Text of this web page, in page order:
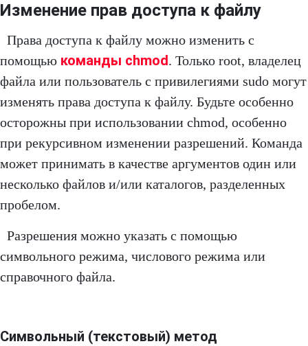
Изменение прав доступа к файлу
Права доступа к файлу можно изменить с
помощью команды chmod. Только root, владелец
файла или пользователь с привилегиями sudo могут
изменять права доступа к файлу. Будьте особенно
осторожны при использовании chmod, особенно
при рекурсивном изменении разрешений. Команда
может принимать в качестве аргументов один или
несколько файлов и/или каталогов, разделенных
пробелом.
Разрешения можно указать с помощью
символьного режима, числового режима или
справочного файла.
Символьный (текстовый) метод